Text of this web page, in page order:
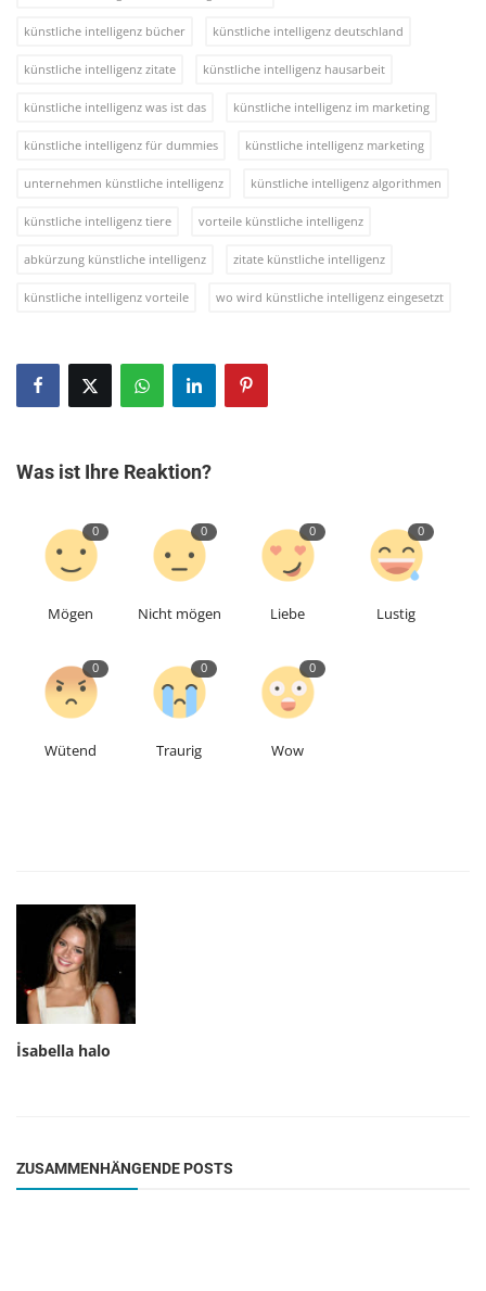
künstliche intelligenz bücher künstliche intelligenz deutschland
künstliche intelligenz zitate künstliche intelligenz hausarbeit
künstliche intelligenz was ist das künstliche intelligenz im marketing
künstliche intelligenz für dummies künstliche intelligenz marketing
unternehmen künstliche intelligenz künstliche intelligenz algorithmen
künstliche intelligenz tiere vorteile künstliche intelligenz
abkürzung künstliche intelligenz zitate künstliche intelligenz
künstliche intelligenz vorteile wo wird künstliche intelligenz eingesetzt
Was ist Ihre Reaktion?
0
Mögen
0
Nicht mögen
0
Liebe
0
Lustig
0
Wütend
0
Traurig
0
Wow
İsabella halo
ZUSAMMENHÄNGENDE POSTS